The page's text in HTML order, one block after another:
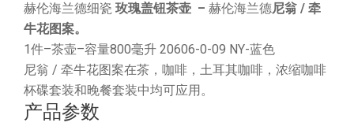
赫伦海兰德细瓷 玫瑰盖钮茶壶 – 赫伦海兰德尼翁 / 牵
牛花图案。
1件–茶壶–容量800毫升 20606-0-09 NY-蓝色
尼翁 / 牵牛花图案在茶，咖啡，土耳其咖啡，浓缩咖啡
杯碟套装和晚餐套装中均可应用。
产品参数